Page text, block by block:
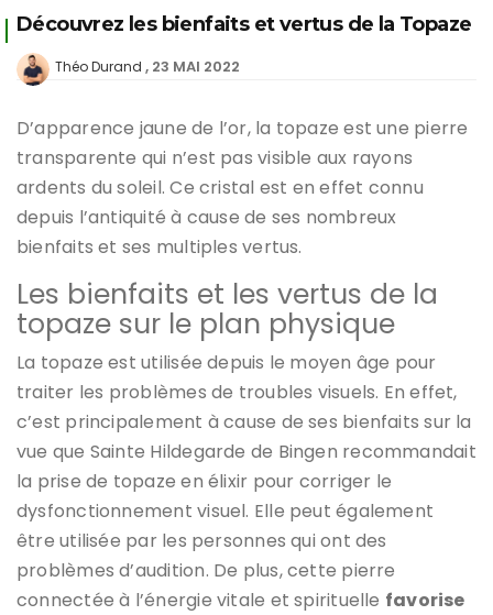
Découvrez les bienfaits et vertus de la Topaze
Théo Durand 23 MAI 2022
D’apparence jaune de l’or, la topaze est une pierre
transparente qui n’est pas visible aux rayons
ardents du soleil. Ce cristal est en effet connu
depuis l’antiquité à cause de ses nombreux
bienfaits et ses multiples vertus.
Les bienfaits et les vertus de la
topaze sur le plan physique
La topaze est utilisée depuis le moyen âge pour
traiter les problèmes de troubles visuels. En effet,
c’est principalement à cause de ses bienfaits sur la
vue que Sainte Hildegarde de Bingen recommandait
la prise de topaze en élixir pour corriger le
dysfonctionnement visuel. Elle peut également
être utilisée par les personnes qui ont des
problèmes d’audition. De plus, cette pierre
connectée à l’énergie vitale et spirituelle favorise